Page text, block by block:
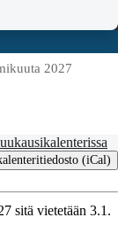
2027
(iCal)
sitä vietetään 3.1.